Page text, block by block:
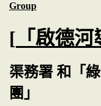
Group
[ 「啟德河
渠務署 和「
團」